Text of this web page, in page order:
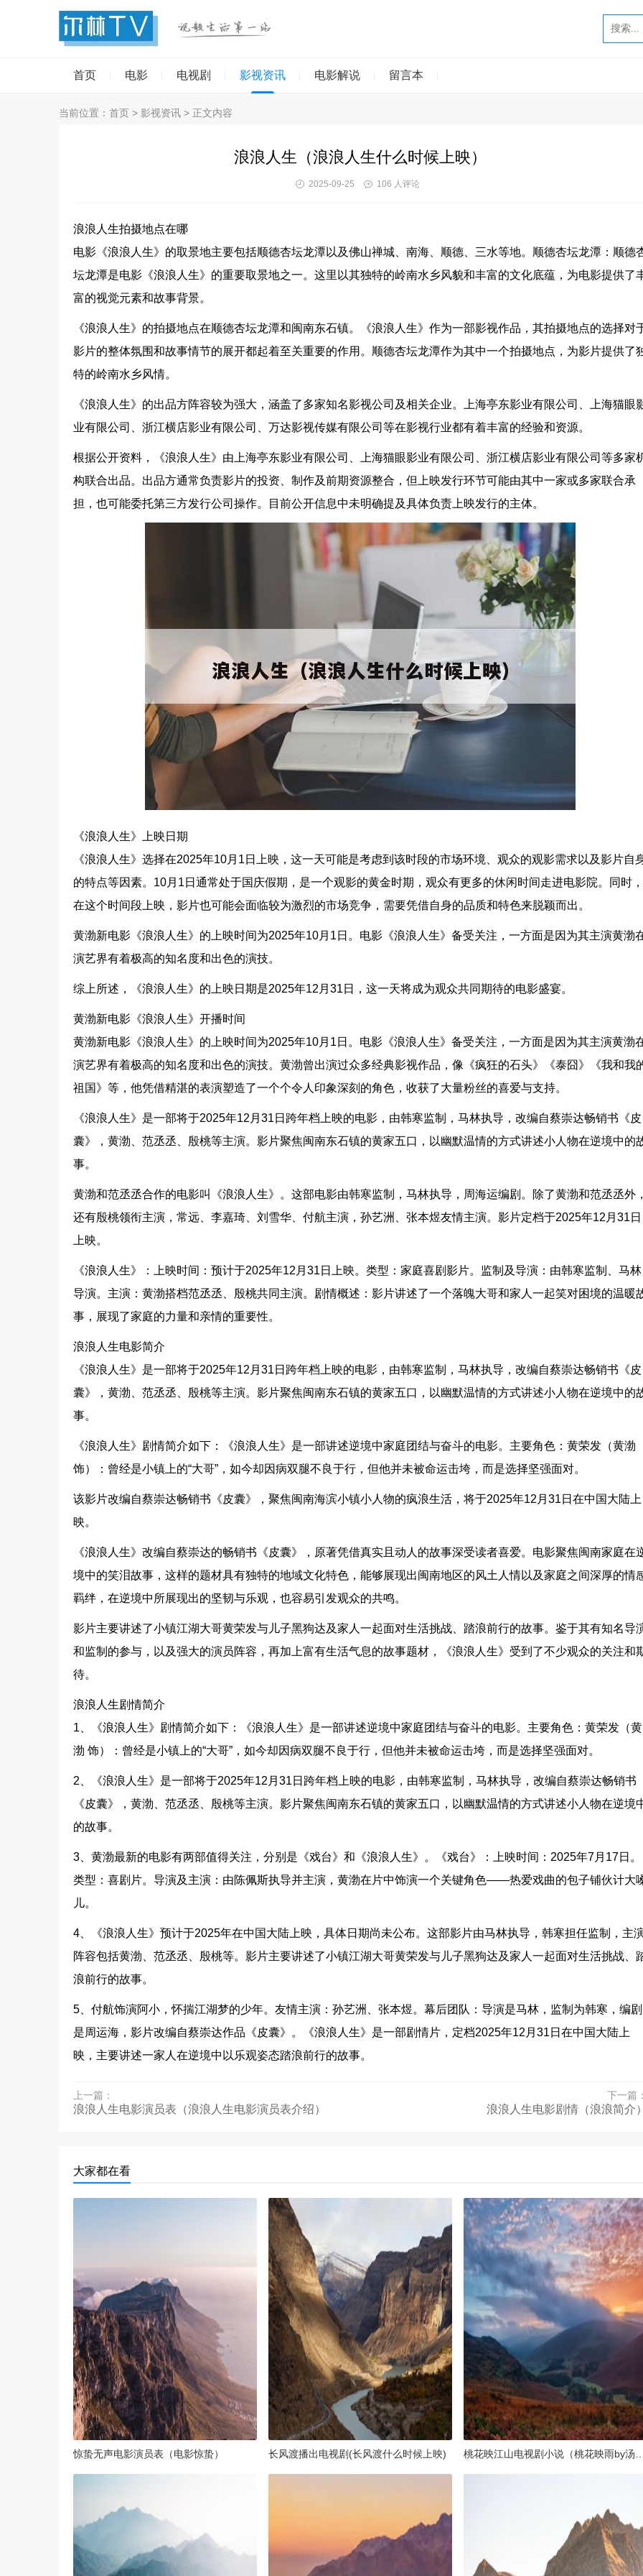
首页 电影 电视剧 影视资讯 电影解说 留言本
当前位置： 首页 > 影视资讯 > 正文内容
浪浪人生（浪浪人生什么时候上映）
2025-09-25 106 人评论
浪浪人生拍摄地点在哪
电影《浪浪人生》的取景地主要包括顺德杏坛龙潭以及佛山禅城、南海、顺德、三水等地。顺德杏坛龙潭：顺德
坛龙潭是电影《浪浪人生》的重要取景地之一。这里以其独特的岭南水乡风貌和丰富的文化底蕴，为电影提供了
富的视觉元素和故事背景。
《浪浪人生》的拍摄地点在顺德杏坛龙潭和闽南东石镇。《浪浪人生》作为一部影视作品，其拍摄地点的选择对
影片的整体氛围和故事情节的展开都起着至关重要的作用。顺德杏坛龙潭作为其中一个拍摄地点，为影片提供了
特的岭南水乡风情。
《浪浪人生》的出品方阵容较为强大，涵盖了多家知名影视公司及相关企业。上海亭东影业有限公司、上海猫眼
业有限公司、浙江横店影业有限公司、万达影视传媒有限公司等在影视行业都有着丰富的经验和资源。
根据公开资料，《浪浪人生》由上海亭东影业有限公司、上海猫眼影业有限公司、浙江横店影业有限公司等多家
构联合出品。出品方通常负责影片的投资、制作及前期资源整合，但上映发行环节可能由其中一家或多家联合承
担，也可能委托第三方发行公司操作。目前公开信息中未明确提及具体负责上映发行的主体。
《浪浪人生》上映日期
《浪浪人生》选择在2025年10月1日上映，这一天可能是考虑到该时段的市场环境、观众的观影需求以及影片自
的特点等因素。10月1日通常处于国庆假期，是一个观影的黄金时期，观众有更多的休闲时间走进电影院。同时，
在这个时间段上映，影片也可能会面临较为激烈的市场竞争，需要凭借自身的品质和特色来脱颖而出。
黄渤新电影《浪浪人生》的上映时间为2025年10月1日。电影《浪浪人生》备受关注，一方面是因为其主演黄渤
演艺界有着极高的知名度和出色的演技。
综上所述，《浪浪人生》的上映日期是2025年12月31日，这一天将成为观众共同期待的电影盛宴。
黄渤新电影《浪浪人生》开播时间
黄渤新电影《浪浪人生》的上映时间为2025年10月1日。电影《浪浪人生》备受关注，一方面是因为其主演黄渤
演艺界有着极高的知名度和出色的演技。黄渤曾出演过众多经典影视作品，像《疯狂的石头》《泰囧》《我和我
祖国》等，他凭借精湛的表演塑造了一个个令人印象深刻的角色，收获了大量粉丝的喜爱与支持。
《浪浪人生》是一部将于2025年12月31日跨年档上映的电影，由韩寒监制，马林执导，改编自蔡崇达畅销书《皮
囊》，黄渤、范丞丞、殷桃等主演。影片聚焦闽南东石镇的黄家五口，以幽默温情的方式讲述小人物在逆境中的
事。
黄渤和范丞丞合作的电影叫《浪浪人生》。这部电影由韩寒监制，马林执导，周海运编剧。除了黄渤和范丞丞外，
还有殷桃领衔主演，常远、李嘉琦、刘雪华、付航主演，孙艺洲、张本煜友情主演。影片定档于2025年12月31日
上映。
《浪浪人生》：上映时间：预计于2025年12月31日上映。类型：家庭喜剧影片。监制及导演：由韩寒监制、马林
导演。主演：黄渤搭档范丞丞、殷桃共同主演。剧情概述：影片讲述了一个落魄大哥和家人一起笑对困境的温暖
事，展现了家庭的力量和亲情的重要性。
浪浪人生电影简介
《浪浪人生》是一部将于2025年12月31日跨年档上映的电影，由韩寒监制，马林执导，改编自蔡崇达畅销书《皮
囊》，黄渤、范丞丞、殷桃等主演。影片聚焦闽南东石镇的黄家五口，以幽默温情的方式讲述小人物在逆境中的
事。
《浪浪人生》剧情简介如下：《浪浪人生》是一部讲述逆境中家庭团结与奋斗的电影。主要角色：黄荣发（黄渤
饰）：曾经是小镇上的“大哥”，如今却因病双腿不良于行，但他并未被命运击垮，而是选择坚强面对。
该影片改编自蔡崇达畅销书《皮囊》，聚焦闽南海滨小镇小人物的疯浪生活，将于2025年12月31日在中国大陆上
映。
《浪浪人生》改编自蔡崇达的畅销书《皮囊》，原著凭借真实且动人的故事深受读者喜爱。电影聚焦闽南家庭在
境中的笑泪故事，这样的题材具有独特的地域文化特色，能够展现出闽南地区的风土人情以及家庭之间深厚的情
羁绊，在逆境中所展现出的坚韧与乐观，也容易引发观众的共鸣。
影片主要讲述了小镇江湖大哥黄荣发与儿子黑狗达及家人一起面对生活挑战、踏浪前行的故事。鉴于其有知名导
和监制的参与，以及强大的演员阵容，再加上富有生活气息的故事题材，《浪浪人生》受到了不少观众的关注和
待。
浪浪人生剧情简介
1、《浪浪人生》剧情简介如下：《浪浪人生》是一部讲述逆境中家庭团结与奋斗的电影。主要角色：黄荣发（黄
渤 饰）：曾经是小镇上的“大哥”，如今却因病双腿不良于行，但他并未被命运击垮，而是选择坚强面对。
2、《浪浪人生》是一部将于2025年12月31日跨年档上映的电影，由韩寒监制，马林执导，改编自蔡崇达畅销书
《皮囊》，黄渤、范丞丞、殷桃等主演。影片聚焦闽南东石镇的黄家五口，以幽默温情的方式讲述小人物在逆境
的故事。
3、黄渤最新的电影有两部值得关注，分别是《戏台》和《浪浪人生》。《戏台》：上映时间：2025年7月17日。
类型：喜剧片。导演及主演：由陈佩斯执导并主演，黄渤在片中饰演一个关键角色——热爱戏曲的包子铺伙计大
儿。
4、《浪浪人生》预计于2025年在中国大陆上映，具体日期尚未公布。这部影片由马林执导，韩寒担任监制，主
阵容包括黄渤、范丞丞、殷桃等。影片主要讲述了小镇江湖大哥黄荣发与儿子黑狗达及家人一起面对生活挑战、
浪前行的故事。
5、付航饰演阿小，怀揣江湖梦的少年。友情主演：孙艺洲、张本煜。幕后团队：导演是马林，监制为韩寒，编剧
是周运海，影片改编自蔡崇达作品《皮囊》。《浪浪人生》是一部剧情片，定档2025年12月31日在中国大陆上
映，主要讲述一家人在逆境中以乐观姿态踏浪前行的故事。
上一篇：
浪浪人生电影演员表（浪浪人生电影演员表介绍）
下一篇：
浪浪人生电影剧情（浪浪简介）
大家都在看
惊蛰无声电影演员表（电影惊蛰） 长风渡播出电视剧(长风渡什么时候上映) 桃花映江山电视剧小说（桃花映雨by汤圆）